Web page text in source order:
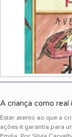
A criança como real
Estar atento ao que a
ações é garantia para